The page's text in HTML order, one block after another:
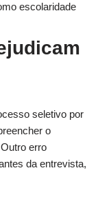
escolaridade
seletivo por
o
erro
da entrevista,